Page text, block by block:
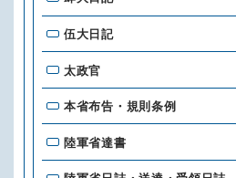
伍大日記
太政官
本省布告・規則条例
陸軍省達書